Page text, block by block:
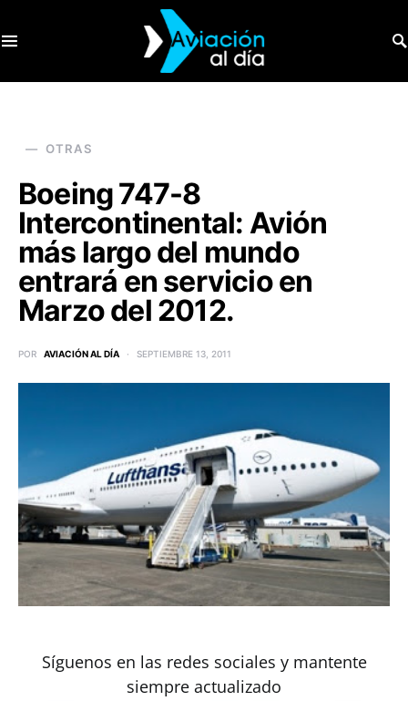
OTRAS
Boeing 747-8
Intercontinental: Avión
más largo del mundo
entrará en servicio en
Marzo del 2012.
POR AVIACIÓN AL DÍA SEPTIEMBRE 13, 2011
Síguenos en las redes sociales y mantente
siempre actualizado